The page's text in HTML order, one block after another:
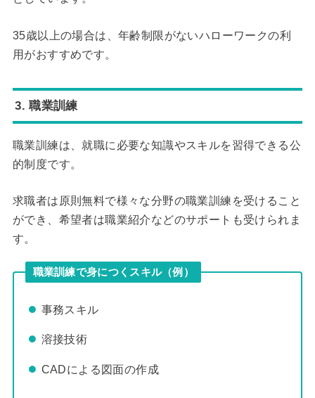
35歳以上の場合は、年齢制限がないハローワークの利
用がおすすめです。
3. 職業訓練
職業訓練は、就職に必要な知識やスキルを習得できる公
的制度です。
求職者は原則無料で様々な分野の職業訓練を受けること
ができ、希望者は職業紹介などのサポートも受けられま
す。
職業訓練で身につくスキル（例）
事務スキル
溶接技術
CADによる図面の作成